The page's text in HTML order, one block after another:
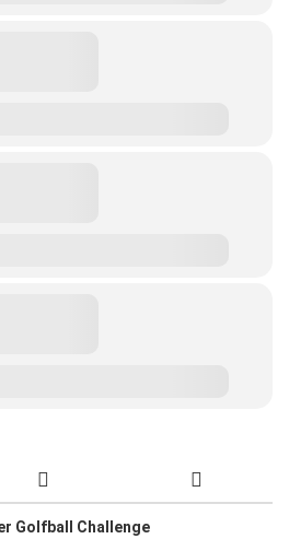
Golfball Challenge